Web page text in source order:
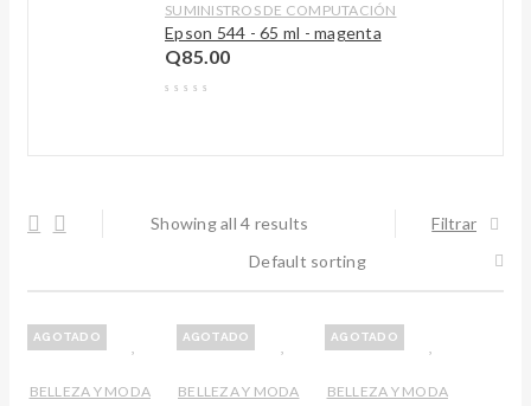
SUMINISTROS DE COMPUTACIÓN
Epson 544 - 65 ml - magenta
Q85.00
Showing all 4 results
Filtrar
Default sorting
AGOTADO
BELLEZA Y MODA
AGOTADO
BELLEZA Y MODA
AGOTADO
BELLEZA Y MODA